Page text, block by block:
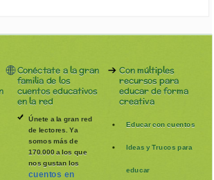
Conéctate a la gran
familia de los
cuentos educativos
en la red
Únete a la gran red
de lectores. Ya
somos más de
170.000 a los que
nos gustan los
cuentos en
Con múltiples
recursos para
educar de forma
creativa
Educar con cuentos
Ideas y Trucos para
educar